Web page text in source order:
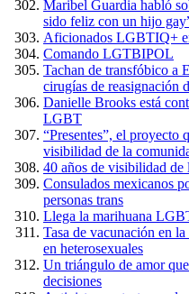
Maribel Guardia habló
sido feliz con un hijo
Aficionados LGBTIQ+
Comando LGTBIPOL
Tachan de transfóbico a
cirugías de reasignación
Danielle Brooks está
LGBT
“Presentes”, el proyecto
visibilidad de la
40 años de visibilidad de
Consulados mexicanos
personas trans
Llega la marihuana
Tasa de vacunación en
en heterosexuales
Un triángulo de amor
decisiones